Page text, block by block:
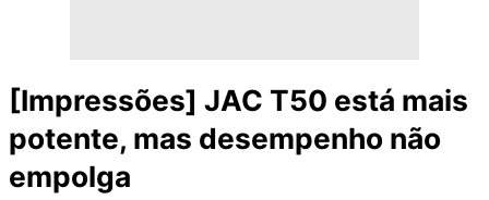
[Impressões] JAC T50 está mais
potente, mas desempenho não
empolga